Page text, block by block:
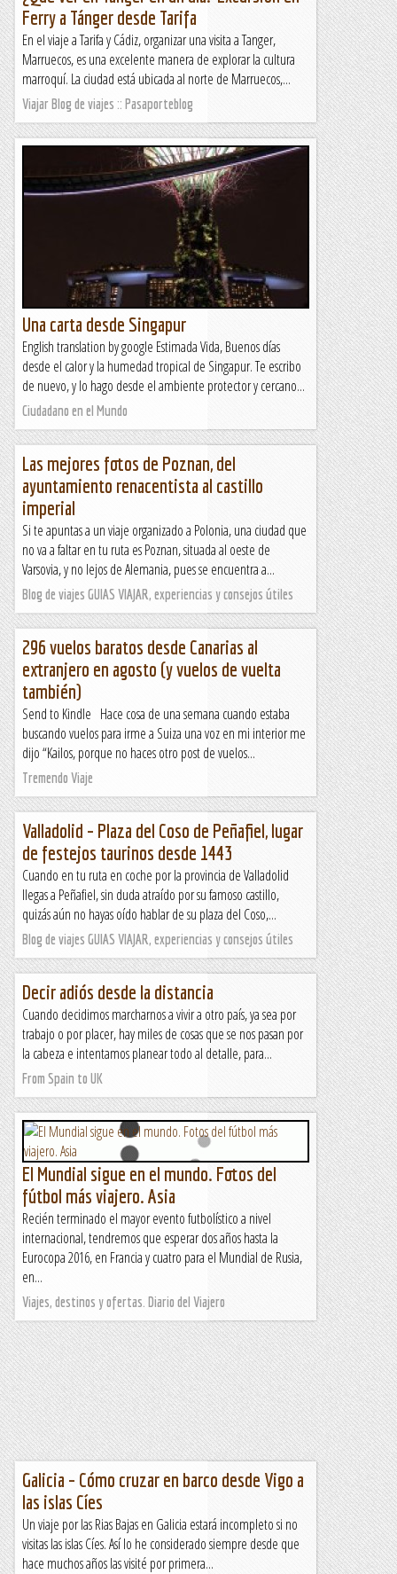
Ferry a Tánger desde Tarifa
En el viaje a Tarifa y Cádiz, organizar una visita a Tanger,
Marruecos, es una excelente manera de explorar la cultura
marroquí. La ciudad está ubicada al norte de Marruecos,...
Viajar Blog de viajes :: Pasaporteblog
Una carta desde Singapur
English translation by google Estimada Vida, Buenos días
desde el calor y la humedad tropical de Singapur. Te escribo
de nuevo, y lo hago desde el ambiente protector y cercano...
Ciudadano en el Mundo
Las mejores fotos de Poznan, del
ayuntamiento renacentista al castillo
imperial
Si te apuntas a un viaje organizado a Polonia, una ciudad que
no va a faltar en tu ruta es Poznan, situada al oeste de
Varsovia, y no lejos de Alemania, pues se encuentra a...
Blog de viajes GUIAS VIAJAR, experiencias y consejos útiles
296 vuelos baratos desde Canarias al
extranjero en agosto (y vuelos de vuelta
también)
Send to Kindle Hace cosa de una semana cuando estaba
buscando vuelos para irme a Suiza una voz en mi interior me
dijo “Kailos, porque no haces otro post de vuelos...
Tremendo Viaje
Valladolid – Plaza del Coso de Peñafiel, lugar
de festejos taurinos desde 1443
Cuando en tu ruta en coche por la provincia de Valladolid
llegas a Peñafiel, sin duda atraído por su famoso castillo,
quizás aún no hayas oído hablar de su plaza del Coso,...
Blog de viajes GUIAS VIAJAR, experiencias y consejos útiles
Decir adiós desde la distancia
Cuando decidimos marcharnos a vivir a otro país, ya sea por
trabajo o por placer, hay miles de cosas que se nos pasan por
la cabeza e intentamos planear todo al detalle, para...
From Spain to UK
El Mundial sigue en el mundo. Fotos del
fútbol más viajero. Asia
Recién terminado el mayor evento futbolístico a nivel
internacional, tendremos que esperar dos años hasta la
Eurocopa 2016, en Francia y cuatro para el Mundial de Rusia,
en...
Viajes, destinos y ofertas. Diario del Viajero
Galicia – Cómo cruzar en barco desde Vigo a
las islas Cíes
Un viaje por las Rias Bajas en Galicia estará incompleto si no
visitas las islas Cíes. Así lo he considerado siempre desde que
hace muchos años las visité por primera...